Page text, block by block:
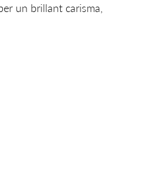
un brillant carisma,